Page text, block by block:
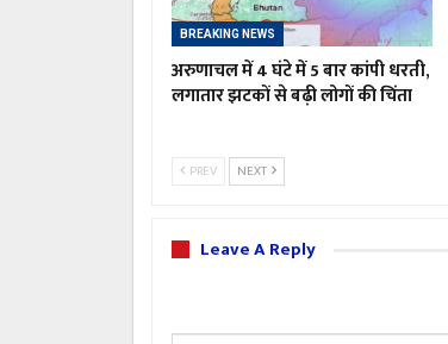
BREAKING NEWS
अरुणाचल में 4 घंटे में 5 बार कांपी धरती,
लगातार झटकों से बढ़ी लोगों की चिंता
PREV NEXT
Leave A Reply